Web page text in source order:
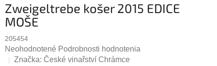
Zweigeltrebe košer 2015 EDICE
MOŠE
205454
Priemerné
hodnotenie
Neohodnotené Podrobnosti hodnotenia
Značka: České vinařství Chrámce